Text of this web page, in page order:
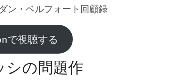
ン・ベルフォート回顧録
で視聴する
シの問題作